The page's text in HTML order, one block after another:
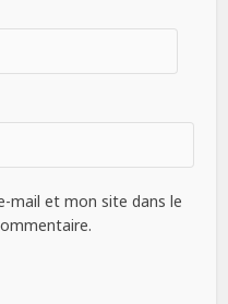
mail et mon site dans le